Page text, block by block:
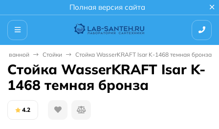
Полная версия сайта
ванной Стойки Стойка WasserKRAFT Isar K-1468 темная бронза
Стойка WasserKRAFT Isar K-
1468 темная бронза
4.2